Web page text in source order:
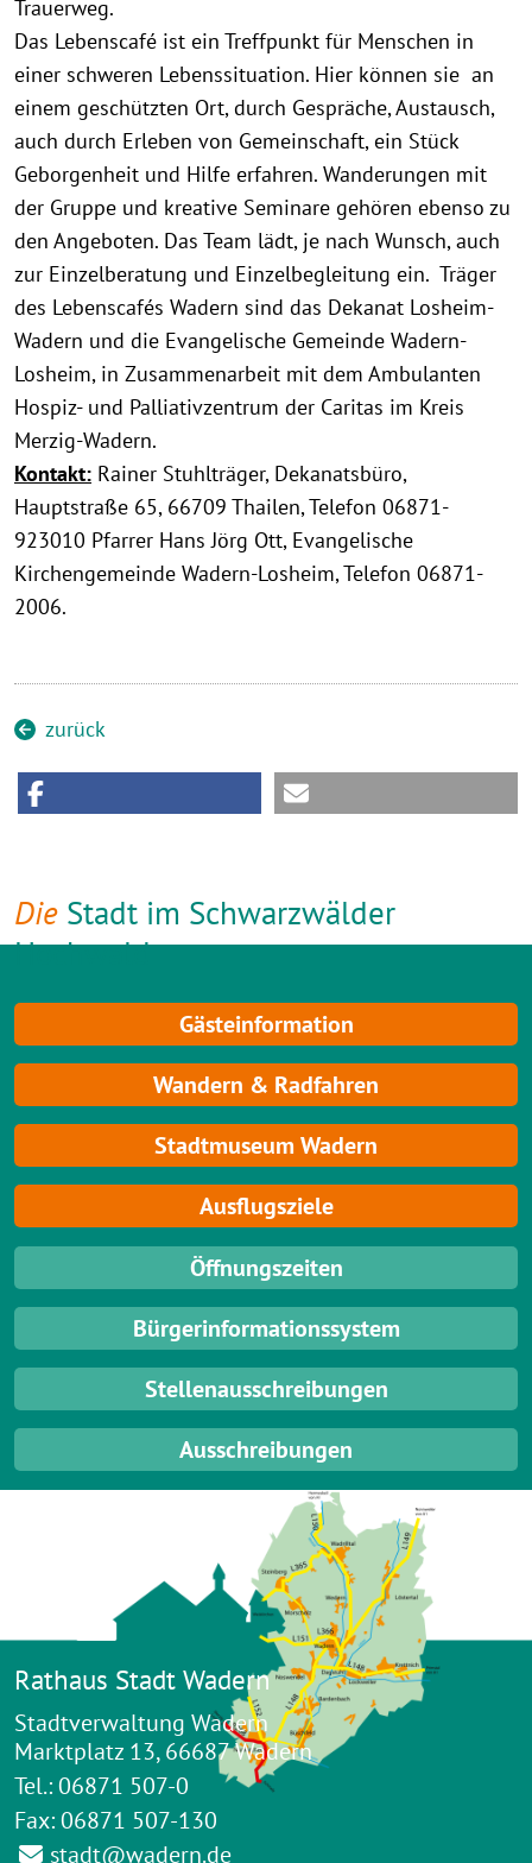
Trauerweg.
Das Lebenscafé ist ein Treffpunkt für Menschen in
einer schweren Lebenssituation. Hier können sie an
einem geschützten Ort, durch Gespräche, Austausch,
auch durch Erleben von Gemeinschaft, ein Stück
Geborgenheit und Hilfe erfahren. Wanderungen mit
der Gruppe und kreative Seminare gehören ebenso zu
den Angeboten. Das Team lädt, je nach Wunsch, auch
zur Einzelberatung und Einzelbegleitung ein. Träger
des Lebenscafés Wadern sind das Dekanat Losheim-
Wadern und die Evangelische Gemeinde Wadern-
Losheim, in Zusammenarbeit mit dem Ambulanten
Hospiz- und Palliativzentrum der Caritas im Kreis
Merzig-Wadern.
Kontakt: Rainer Stuhlträger, Dekanatsbüro,
Hauptstraße 65, 66709 Thailen, Telefon 06871-
923010 Pfarrer Hans Jörg Ott, Evangelische
Kirchengemeinde Wadern-Losheim, Telefon 06871-
2006.
zurück
Die Stadt im Schwarzwälder
Hochwald
Gästeinformation
Wandern & Radfahren
Stadtmuseum Wadern
Ausflugsziele
Öffnungszeiten
Bürgerinformationssystem
Stellenausschreibungen
Ausschreibungen
Rathaus Stadt Wadern
Stadtverwaltung Wadern
Marktplatz 13, 66687 Wadern
Tel.: 06871 507-0
Fax: 06871 507-130
stadt@wadern.de